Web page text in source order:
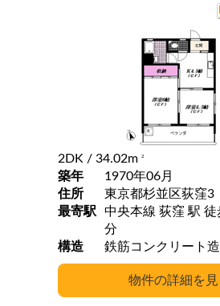
2DK / 34.02m 2
築年
1970年06月
住所
東京都杉並区荻窪3
最寄駅
中央本線 荻窪 駅 徒歩 5
分
構造
鉄筋コンクリート造